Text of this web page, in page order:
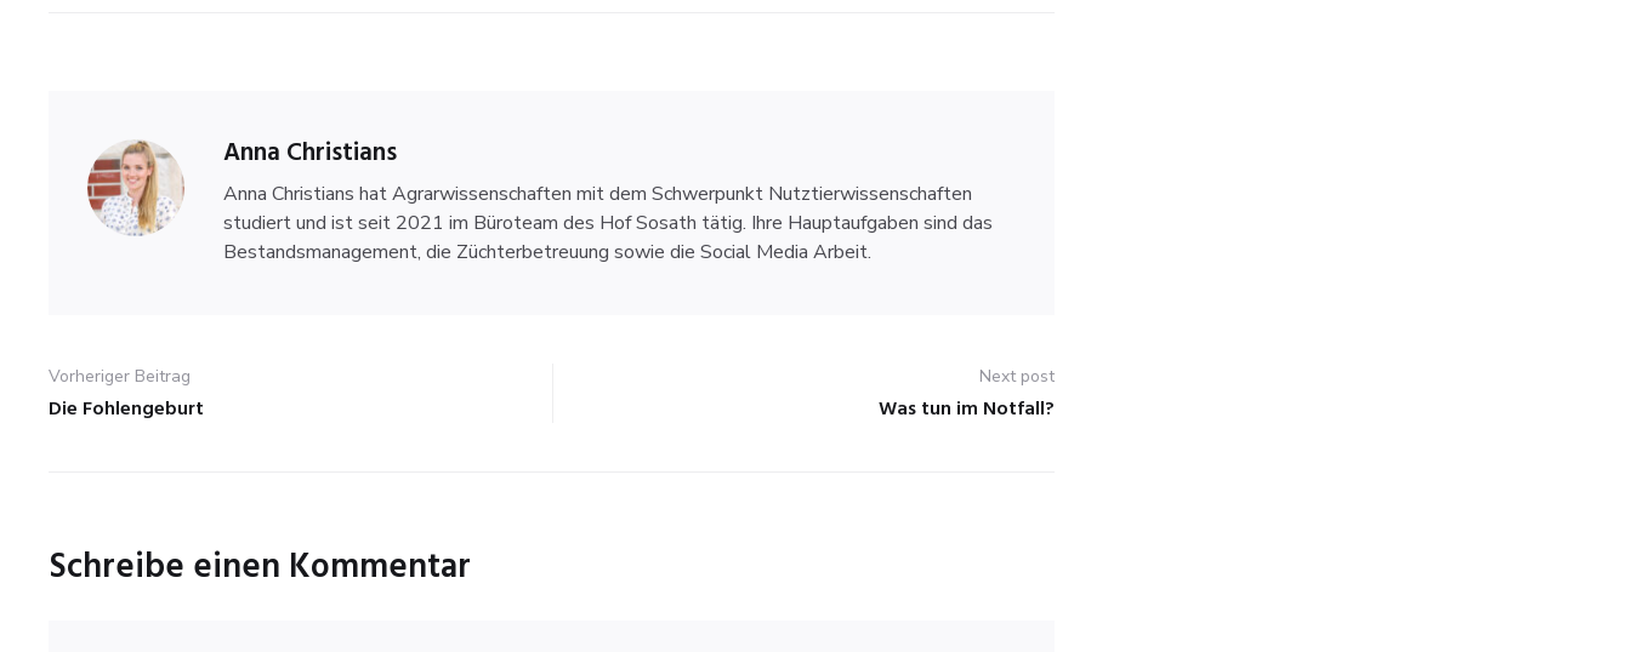
Anna Christians
Anna Christians hat Agrarwissenschaften mit dem Schwerpunkt Nutztierwissenschaften
studiert und ist seit 2021 im Büroteam des Hof Sosath tätig. Ihre Hauptaufgaben sind das
Bestandsmanagement, die Züchterbetreuung sowie die Social Media Arbeit.
Beitragsnavigation
Vorheriger Beitrag
Previous
Die Fohlengeburt
Next post
Was tun im Notfall?
Schreibe einen Kommentar